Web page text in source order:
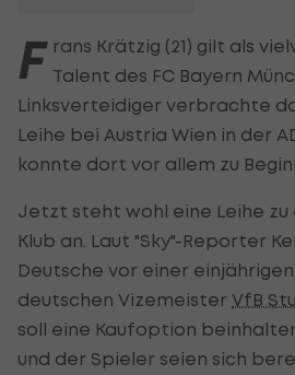
F rans Krätzig (21) gilt als
Talent des FC Bayern
Linksverteidiger verbrachte
Leihe bei Austria Wien in der
konnte dort vor allem zu
Jetzt steht wohl eine Leihe
Klub an. Laut "Sky"-Reporter
Deutsche vor einer
deutschen Vizemeister VfB
soll eine Kaufoption
und der Spieler seien sich